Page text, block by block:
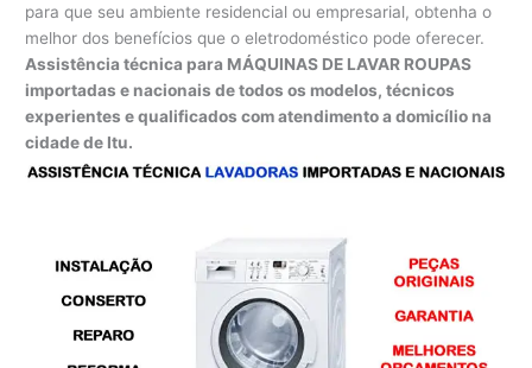
para que seu ambiente residencial ou empresarial, obtenha o
melhor dos benefícios que o eletrodoméstico pode oferecer.
Assistência técnica para MÁQUINAS DE LAVAR ROUPAS
importadas e nacionais de todos os modelos, técnicos
experientes e qualificados com atendimento a domicílio na
cidade de Itu.